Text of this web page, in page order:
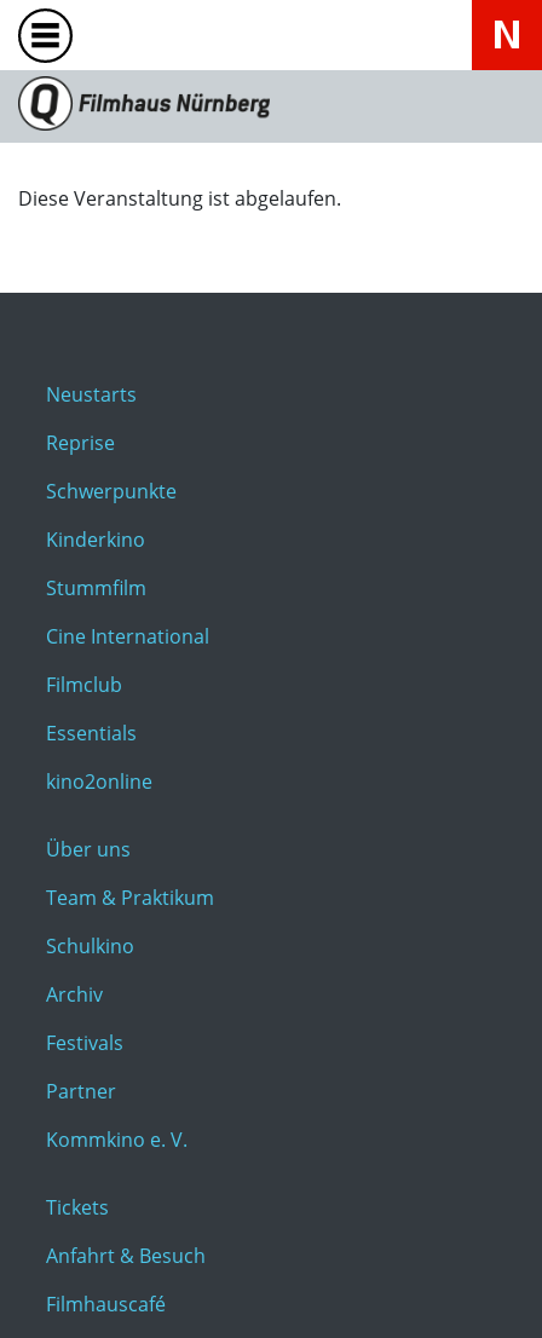
Diese Veranstaltung ist abgelaufen.
Neustarts
Reprise
Schwerpunkte
Kinderkino
Stummfilm
Cine International
Filmclub
Essentials
kino2online
Über uns
Team & Praktikum
Schulkino
Archiv
Festivals
Partner
Kommkino e. V.
Tickets
Anfahrt & Besuch
Filmhauscafé